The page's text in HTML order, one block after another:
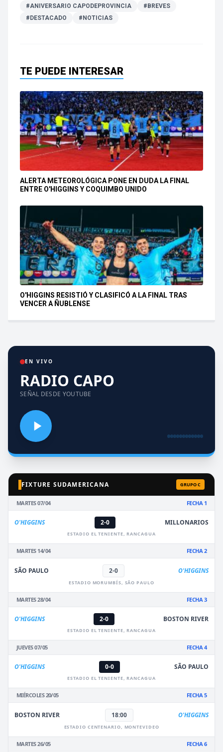
#ANIVERSARIO CAPODEPROVINCIA
#BREVES
#DESTACADO
#NOTICIAS
TE PUEDE INTERESAR
ALERTA METEOROLÓGICA PONE EN DUDA LA FINAL
ENTRE O'HIGGINS Y COQUIMBO UNIDO
O'HIGGINS RESISTIÓ Y CLASIFICÓ A LA FINAL TRAS
VENCER A ÑUBLENSE
EN VIVO
RADIO CAPO
SEÑAL DESDE YOUTUBE
FIXTURE SUDAMERICANA GRUPO C
MARTES 07/04 FECHA 1
O'HIGGINS 2-0 MILLONARIOS
ESTADIO EL TENIENTE, RANCAGUA
MARTES 14/04 FECHA 2
SÃO PAULO 2-0 O'HIGGINS
ESTADIO MORUMBÍS, SÃO PAULO
MARTES 28/04 FECHA 3
O'HIGGINS 2-0 BOSTON RIVER
ESTADIO EL TENIENTE, RANCAGUA
JUEVES 07/05 FECHA 4
O'HIGGINS 0-0 SÃO PAULO
ESTADIO EL TENIENTE, RANCAGUA
MIÉRCOLES 20/05 FECHA 5
BOSTON RIVER 18:00 O'HIGGINS
ESTADIO CENTENARIO, MONTEVIDEO
MARTES 26/05 FECHA 6